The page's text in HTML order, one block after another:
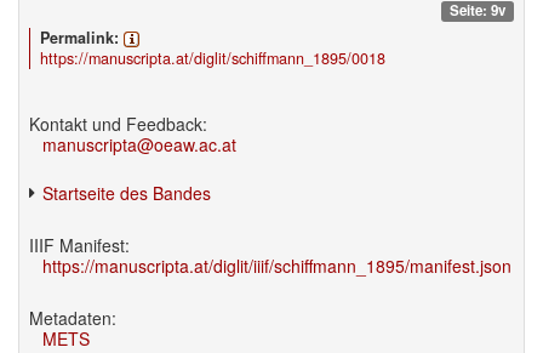
Seite: 9v
Permalink:
https://manuscripta.at/diglit/schiffmann_1895/0018
Kontakt und Feedback:
manuscripta@oeaw.ac.at
Startseite des Bandes
IIIF Manifest:
https://manuscripta.at/diglit/iiif/schiffmann_1895/manifest.json
Metadaten:
METS